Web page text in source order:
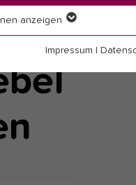
Funktionen der
für analytisches Tracking
anzeigen
Impressum